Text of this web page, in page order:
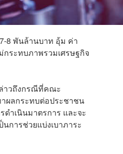
8 พันล้านบาท อุ้ม ค่า
กระทบภาพรวมเศรษฐกิจ
ล่าวถึงกรณีที่คณะ
าผลกระทบต่อประชาชน
ำเนินมาตรการ และจะ
การช่วยแบ่งเบาภาระ